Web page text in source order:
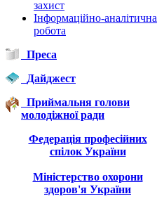
захист
Інформаційно-аналітична
робота
Преса
Дайджест
Приймальня голови
молодіжної ради
Федерація професійних
спілок України
Міністерство охорони
здоров'я України